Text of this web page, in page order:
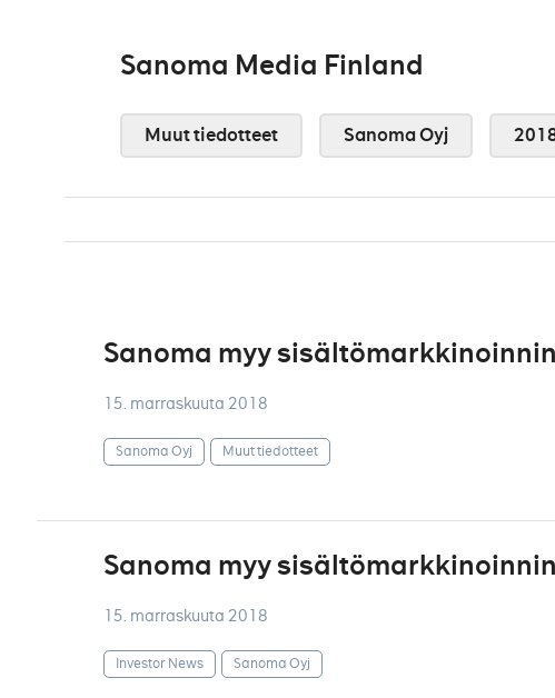
Sanoma Media Finland
Muut tiedotteet Sanoma Oyj
Sanoma myy
15. marraskuuta 2018
Sanoma Oyj Muut tiedotteet
Sanoma myy
15. marraskuuta 2018
Investor News Sanoma Oyj